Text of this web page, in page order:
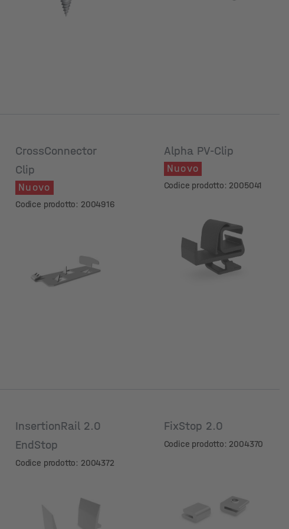
CrossConnector
Clip
Nuovo
Codice prodotto: 2004916
Alpha PV-Clip
Nuovo
Codice prodotto: 2005041
InsertionRail 2.0
EndStop
Codice prodotto: 2004372
FixStop 2.0
Codice prodotto: 2004370